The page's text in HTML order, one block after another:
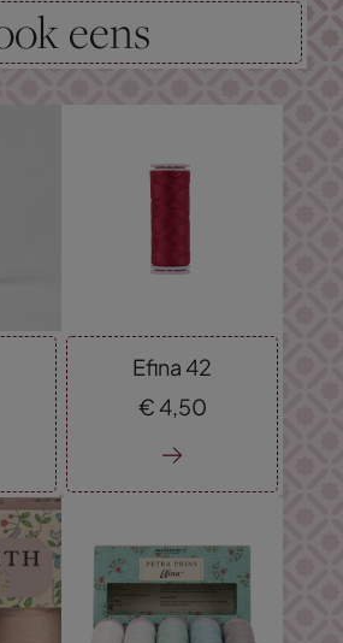
eens
Efina 42
€ 4,50